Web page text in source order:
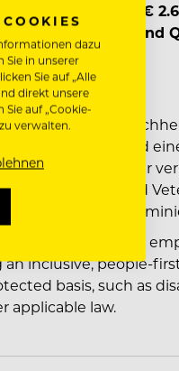
monatlich ab €
nach Erfahrung und
für
Belegschaft und
Stelle stehen. Wir
Behinderung und
nicht zu
equal opportunity
inclusive, people-
basis, such as
applicable law.
dazu
Sie in unserer
Sie auf „Alle
direkt unsere
auf „Cookie-
verwalten.